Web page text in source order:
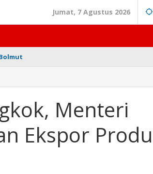
Jumat, 7 Agustus 2026
Menteri
Ekspor